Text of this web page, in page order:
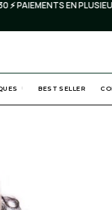
EN
BEST SELLER